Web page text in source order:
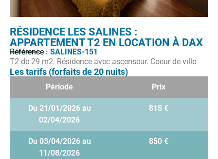
RÉSIDENCE LES SALINES :
APPARTEMENT T2 EN LOCATION À DAX
Référence : SALINES-151
T2 de 29 m2. Résidence avec ascenseur. Coeur de ville
Les tarifs (forfaits de 20 nuits)
Période Prix
Du 21/01/2026 au
02/04/2026
815 €
Du 03/04/2026 au
11/08/2026
850 €